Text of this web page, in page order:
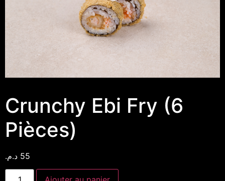
Crunchy Ebi Fry (6
Pièces)
55 د.م.